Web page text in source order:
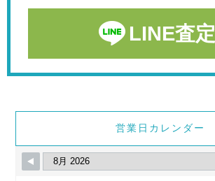
LINE査定
営業日カレンダー